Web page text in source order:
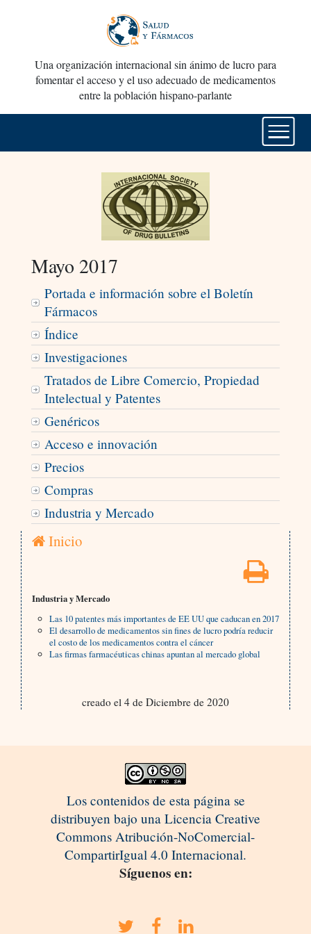
Una organización internacional sin ánimo de lucro para
fomentar el acceso y el uso adecuado de medicamentos
entre la población hispano-parlante
Mayo 2017
Portada e información sobre el Boletín
Fármacos
Índice
Investigaciones
Tratados de Libre Comercio, Propiedad
Intelectual y Patentes
Genéricos
Acceso e innovación
Precios
Compras
Industria y Mercado
Inicio
Industria y Mercado
Las 10 patentes más importantes de EE UU que caducan en 2017
El desarrollo de medicamentos sin fines de lucro podría reducir
el costo de los medicamentos contra el cáncer
Las firmas farmacéuticas chinas apuntan al mercado global
creado el 4 de Diciembre de 2020
Los contenidos de esta página se
distribuyen bajo una Licencia Creative
Commons Atribución-NoComercial-
CompartirIgual 4.0 Internacional.
Síguenos en: